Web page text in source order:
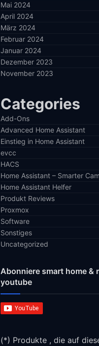
Mai 2024
April 2024
März 2024
Februar 2024
Januar 2024
Dezember 2023
November 2023
Categories
Add-Ons
Advanced Home Assistant
Einstieg in Home Assistant
evcc
HACS
Home Assistant – Smarter
Home Assistant Helfer
Produkt Reviews
Proxmox
Software
Sonstiges
Uncategorized
Abonniere smart home &
youtube
(*) Produkte , die auf